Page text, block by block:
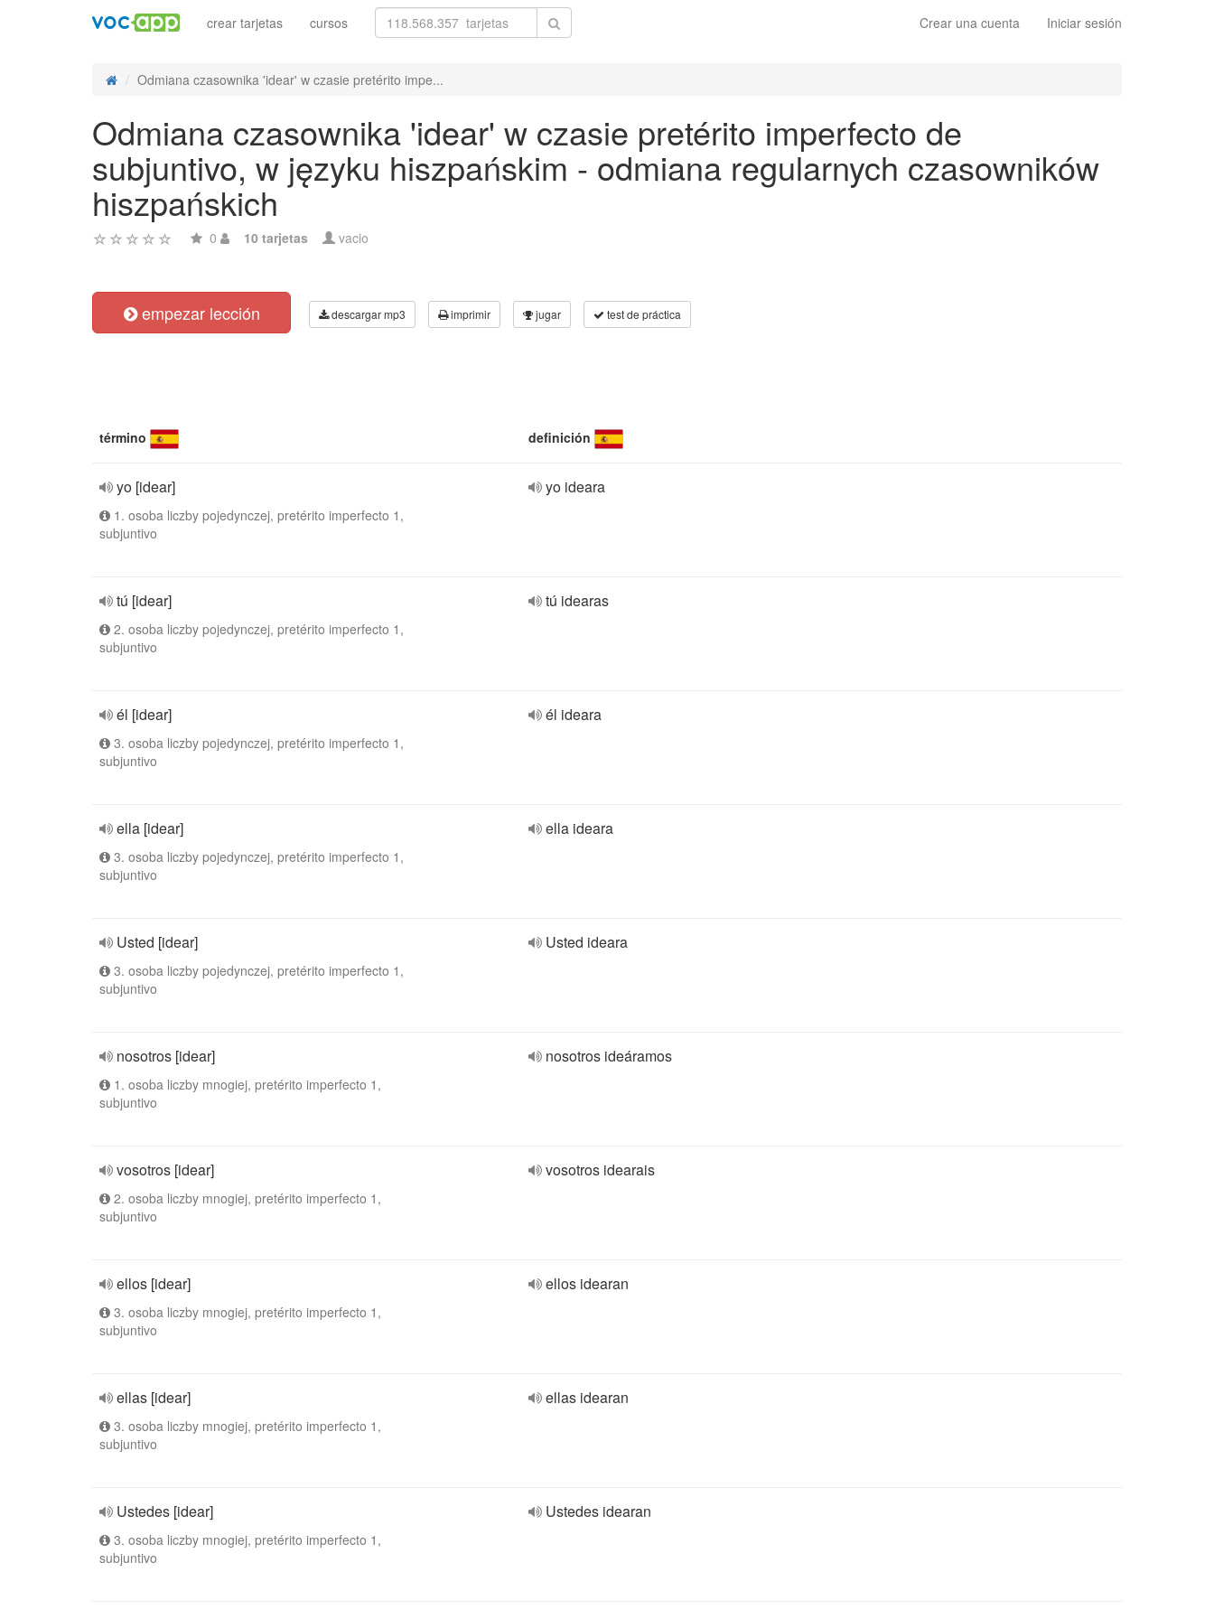
Crear una cuenta Iniciar sesión
crear tarjetas cursos
Odmiana czasownika 'idear' w czasie pretérito impe...
Odmiana czasownika 'idear' w czasie pretérito imperfecto de
subjuntivo, w języku hiszpańskim - odmiana regularnych czasowników
hiszpańskich
0 10 tarjetas vacio
empezar lección descargar mp3 imprimir jugar test de práctica
término definición
yo [idear]
1. osoba liczby pojedynczej, pretérito imperfecto 1,
subjuntivo
yo ideara
tú [idear]
2. osoba liczby pojedynczej, pretérito imperfecto 1,
subjuntivo
tú idearas
él [idear]
3. osoba liczby pojedynczej, pretérito imperfecto 1,
subjuntivo
él ideara
ella [idear]
3. osoba liczby pojedynczej, pretérito imperfecto 1,
subjuntivo
ella ideara
Usted [idear]
3. osoba liczby pojedynczej, pretérito imperfecto 1,
subjuntivo
Usted ideara
nosotros [idear]
1. osoba liczby mnogiej, pretérito imperfecto 1,
subjuntivo
nosotros ideáramos
vosotros [idear]
2. osoba liczby mnogiej, pretérito imperfecto 1,
subjuntivo
vosotros idearais
ellos [idear]
3. osoba liczby mnogiej, pretérito imperfecto 1,
subjuntivo
ellos idearan
ellas [idear]
3. osoba liczby mnogiej, pretérito imperfecto 1,
subjuntivo
ellas idearan
Ustedes [idear]
3. osoba liczby mnogiej, pretérito imperfecto 1,
subjuntivo
Ustedes idearan